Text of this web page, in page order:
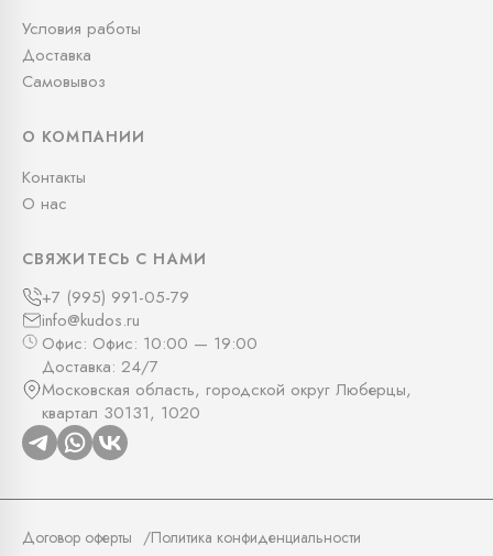
Условия работы
Доставка
Самовывоз
О КОМПАНИИ
Контакты
О нас
СВЯЖИТЕСЬ С НАМИ
+7 (995) 991-05-79
info@kudos.ru
Офис: Офис: 10:00 — 19:00
Доставка: 24/7
Московская область, городской округ Люберцы,
квартал 30131, 1020
Договор оферты Политика конфиденциальности